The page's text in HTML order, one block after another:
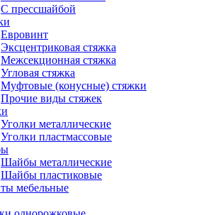
С прессшайбой
Евровинт
Эксцентриковая стяжка
Межсекционная стяжка
Угловая стяжка
Муфтовые (конусные) стяжки
Прочие виды стяжек
Уголки металлические
Уголки пластмассовые
Шайбы металлические
Шайбы пластиковые
мебельные